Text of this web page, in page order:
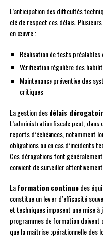
L’anticipation des difficultés
clé de respect des délais.
en œuvre :
Réalisation de tests
Vérification régulière des
Maintenance préventive des
critiques
La gestion desdélais
L’administration fiscale peut,
reports d’échéances, notamment
obligations ou en cas d’incidents
Ces dérogations font
convient de surveiller attentivement.
Laformation continuedes
constitue un levier d’efficacité
et techniques imposent une mise
programmes de formation
que la maîtrise opérationnelle des